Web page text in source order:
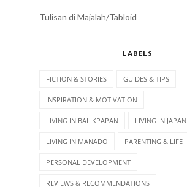
Tulisan di Majalah/Tabloid
LABELS
FICTION & STORIES GUIDES & TIPS
INSPIRATION & MOTIVATION
LIVING IN BALIKPAPAN LIVING IN JAPAN
LIVING IN MANADO PARENTING & LIFE
PERSONAL DEVELOPMENT
REVIEWS & RECOMMENDATIONS